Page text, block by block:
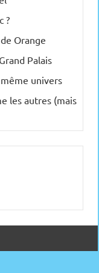
?
Orange
Palais
univers
les autres (mais